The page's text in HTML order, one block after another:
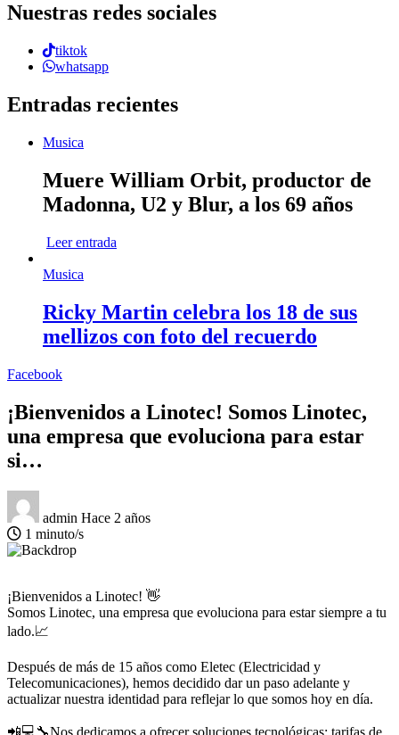
Nuestras redes sociales
tiktok
whatsapp
Entradas recientes
Musica
Muere William Orbit, productor de
Madonna, U2 y Blur, a los 69 años
Leer entrada
Musica
Ricky Martin celebra los 18 de sus
mellizos con foto del recuerdo
Facebook
¡Bienvenidos a Linotec! Somos Linotec,
una empresa que evoluciona para estar
si…
admin Hace 2 años
1 minuto/s
¡Bienvenidos a Linotec! 👋
Somos Linotec, una empresa que evoluciona para estar siempre a tu
lado.📈
Después de más de 15 años como Eletec (Electricidad y
Telecomunicaciones), hemos decidido dar un paso adelante y
actualizar nuestra identidad para reflejar lo que somos hoy en día.
📲💻🔧Nos dedicamos a ofrecer soluciones tecnológicas: tarifas de